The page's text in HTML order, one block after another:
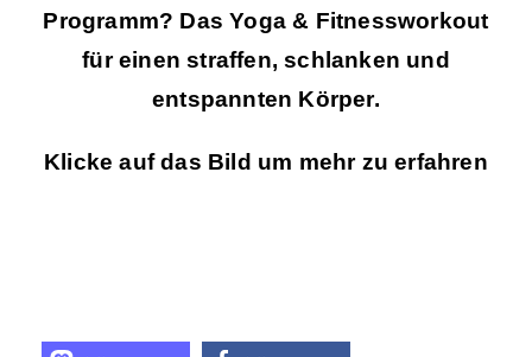
Programm? Das Yoga & Fitnessworkout
für einen straffen, schlanken und
entspannten Körper.
Klicke auf das Bild um mehr zu erfahren